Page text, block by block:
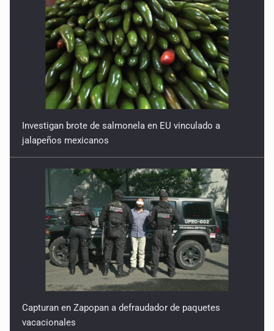
Investigan brote de salmonela en EU vinculado a
jalapeños mexicanos
Capturan en Zapopan a defraudador de paquetes
vacacionales